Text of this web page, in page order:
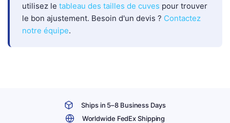
utilisez le tableau des tailles de cuves pour trouver
le bon ajustement. Besoin d'un devis ? Contactez
notre équipe.
Ships in 5–8 Business Days
Worldwide FedEx Shipping